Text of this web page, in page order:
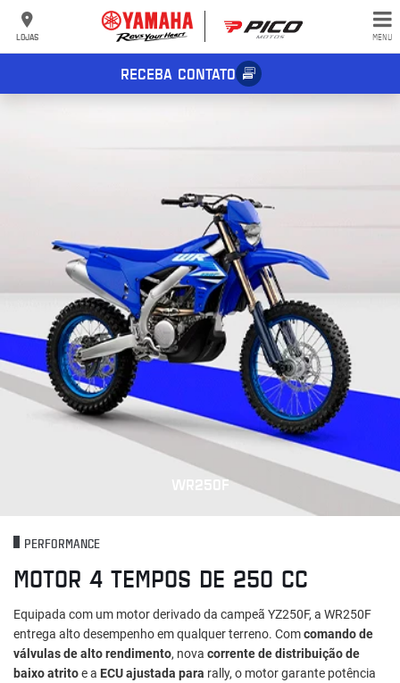
LOJAS MENU
RECEBA CONTATO
WR250F
PERFORMANCE
MOTOR 4 TEMPOS DE 250 CC
Equipada com um motor derivado da campeã YZ250F, a WR250F
entrega alto desempenho em qualquer terreno. Comcomando de
válvulas de alto rendimento, nova corrente de distribuição de
baixo atritoe a ECU ajustada para rally, o motor garante potência